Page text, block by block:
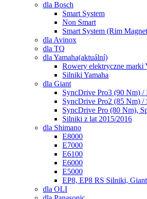
dla Bosch
Smart System
Non Smart
Smart System (Rim
dla Avinox
dla TQ
dla Yamaha(aktuální)
Rowery elektryczne marki
Silniki Yamaha
dla Giant
SyncDrive Pro3 (90 Nm)
SyncDrive Pro2 (85 Nm)
SyncDrive Pro (80 Nm),
Silniki z lat 2015/2016
dla Shimano
E8000
E7000
E6100
E6000
E5000
EP8, EP8 RS Silniki,
dla OLI